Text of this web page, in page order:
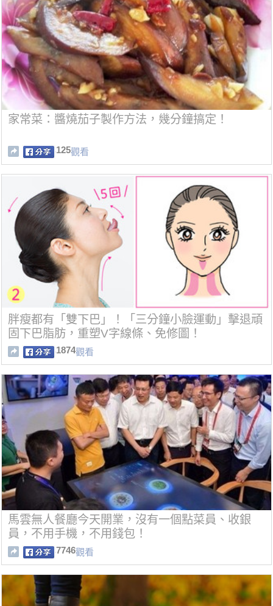
家常菜：醬燒茄子製作方法，幾分鐘搞定！
125觀看
胖瘦都有「雙下巴」！「三分鐘小臉運動」擊退頑
固下巴脂肪，重塑V字線條、免修圖！
1874觀看
馬雲無人餐廳今天開業，沒有一個點菜員、收銀
員，不用手機，不用錢包！
7746觀看